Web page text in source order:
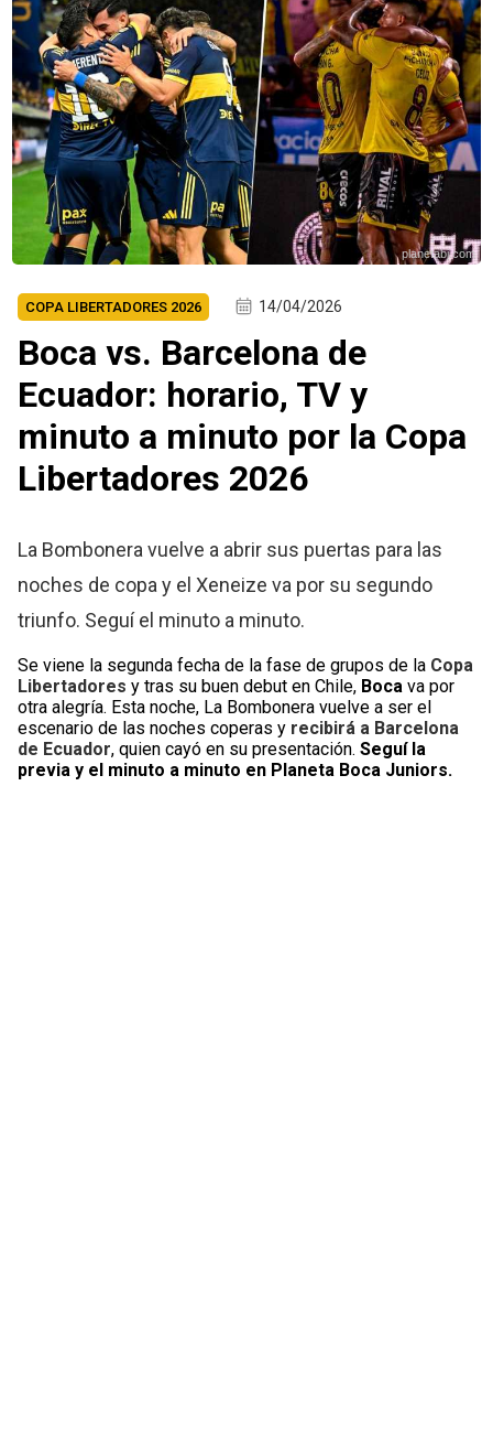
planetabj.com
COPA LIBERTADORES 2026 14/04/2026
Boca vs. Barcelona de
Ecuador: horario, TV y
minuto a minuto por la Copa
Libertadores 2026
La Bombonera vuelve a abrir sus puertas para las
noches de copa y el Xeneize va por su segundo
triunfo. Seguí el minuto a minuto.
Se viene la segunda fecha de la fase de grupos de la Copa
Libertadores y tras su buen debut en Chile, Bocava por
otra alegría. Esta noche, La Bombonera vuelve a ser el
escenario de las noches coperas y recibirá a Barcelona
de Ecuador, quien cayó en su presentación.Seguí la
previa y el minuto a minuto en Planeta Boca Juniors.